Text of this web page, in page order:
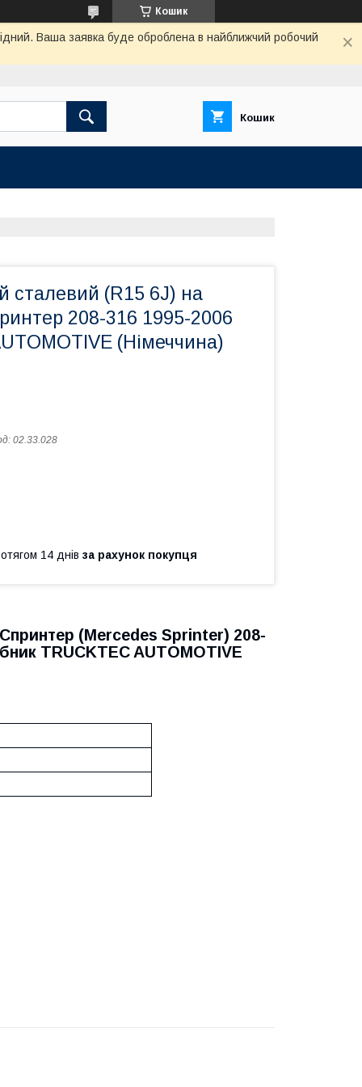
Кошик
Ваша заявка буде оброблена в найближчий робочий
Кошик
сталевий (R15 6J) на
208-316 1995-2006
(Німеччина)
02.33.028
14 днів за рахунок покупця
(Mercedes Sprinter) 208-
TRUCKTEC AUTOMOTIVE